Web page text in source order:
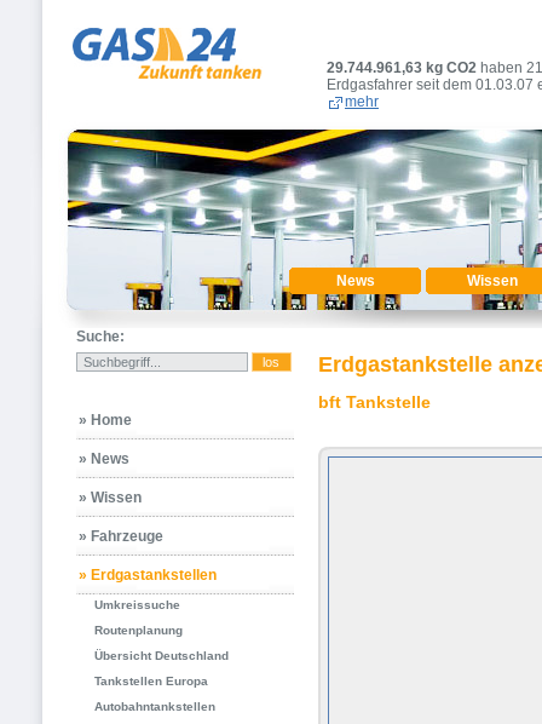
29.744.961,63 kg CO2 haben
Erdgasfahrer seit dem 01.03.07
mehr
News Wissen
Suche:
» Home
» News
» Wissen
» Fahrzeuge
» Erdgastankstellen
Umkreissuche
Routenplanung
Übersicht Deutschland
Tankstellen Europa
Autobahntankstellen
Erdgastankstelle
bft Tankstelle